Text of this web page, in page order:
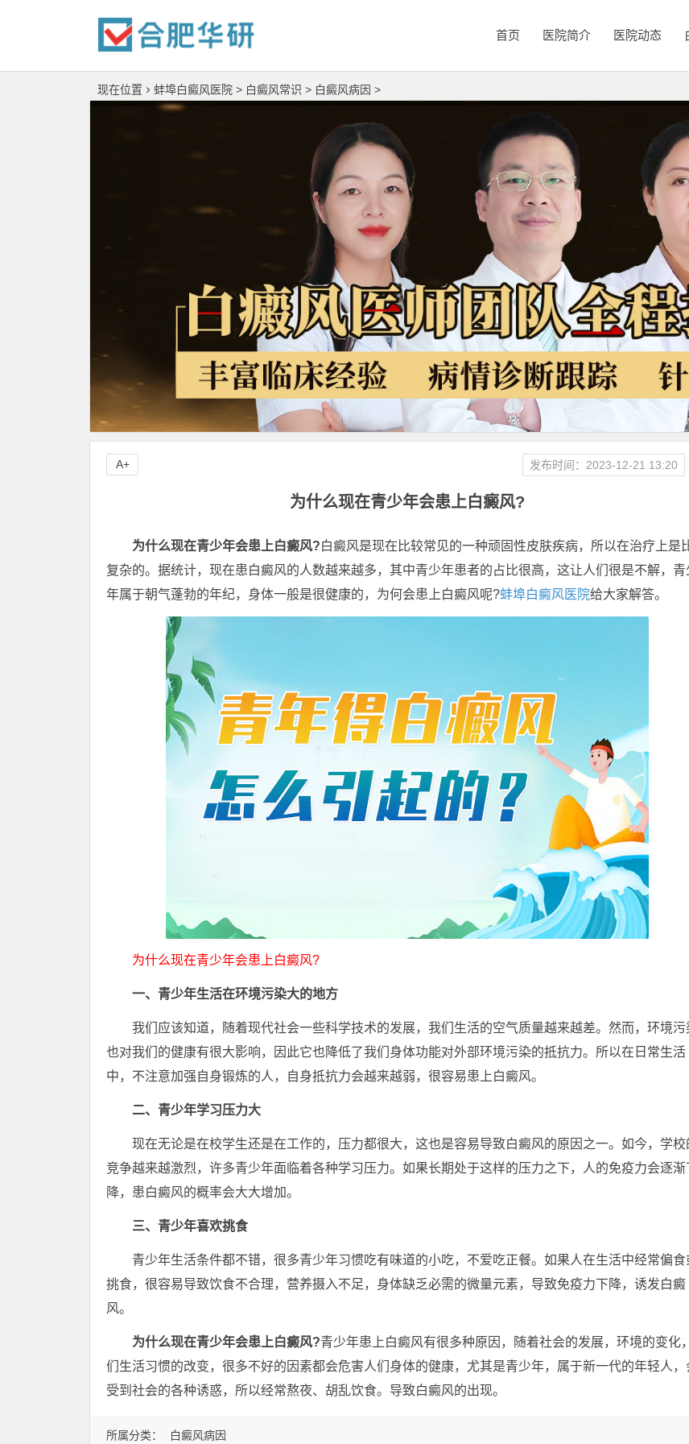
首页 医院简介 医院动态
现在位置 蚌埠白癜风医院 > 白癜风常识 > 白癜风病因 >
为什么现在青少年会患上白癜风?
发布时间：2023-12-21 13:20
A+
所属分类： 白癜风病因
为什么现在青少年会患上白癜风?白癜风是现在比较常见的一种顽固性皮肤疾病，所以在治疗上是
复杂的。据统计，现在患白癜风的人数越来越多，其中青少年患者的占比很高，这让人们很是不解，青
年属于朝气蓬勃的年纪，身体一般是很健康的，为何会患上白癜风呢?蚌埠白癜风医院给大家解答。
为什么现在青少年会患上白癜风?
一、青少年生活在环境污染大的地方
我们应该知道，随着现代社会一些科学技术的发展，我们生活的空气质量越来越差。然而，环境污
也对我们的健康有很大影响，因此它也降低了我们身体功能对外部环境污染的抵抗力。所以在日常生活
中，不注意加强自身锻炼的人，自身抵抗力会越来越弱，很容易患上白癜风。
二、青少年学习压力大
现在无论是在校学生还是在工作的，压力都很大，这也是容易导致白癜风的原因之一。如今，学校
竞争越来越激烈，许多青少年面临着各种学习压力。如果长期处于这样的压力之下，人的免疫力会逐渐
降，患白癜风的概率会大大增加。
三、青少年喜欢挑食
青少年生活条件都不错，很多青少年习惯吃有味道的小吃，不爱吃正餐。如果人在生活中经常偏食
挑食，很容易导致饮食不合理，营养摄入不足，身体缺乏必需的微量元素，导致免疫力下降，诱发白癜
风。
为什么现在青少年会患上白癜风?青少年患上白癜风有很多种原因，随着社会的发展，环境的变化
们生活习惯的改变，很多不好的因素都会危害人们身体的健康，尤其是青少年，属于新一代的年轻人，
受到社会的各种诱惑，所以经常熬夜、胡乱饮食。导致白癜风的出现。